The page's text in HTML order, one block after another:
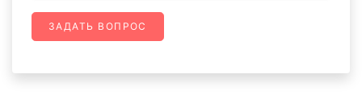
ЗАДАТЬ ВОПРОС